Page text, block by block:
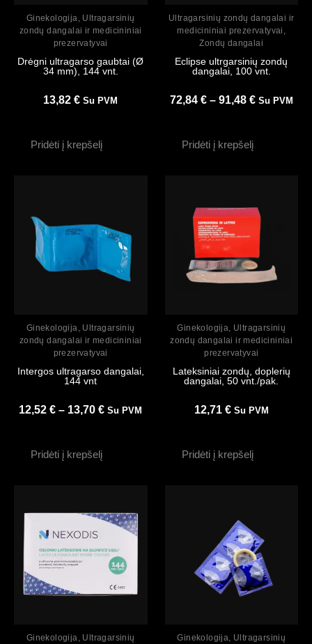
Ginekologija, Ultragarsinių
zondų dangalai ir medicininiai
prezervatyvai
Drėgni ultragarso gaubtai (Ø
34 mm), 144 vnt.
13,82€ Su PVM
Pridėti į krepšelį
Ultragarsinių zondų dangalai ir
medicininiai prezervatyvai ,
Zondų dangalai
Eclipse ultrgarsinių zondų
dangalai, 100 vnt.
72,84 € – 91,48 € Su PVM
Pridėti į krepšelį
Ginekologija, Ultragarsinių
zondų dangalai ir medicininiai
prezervatyvai
Intergos ultragarso dangalai,
144 vnt
12,52€ – 13,70€ Su PVM
Pridėti į krepšelį
Ginekologija, Ultragarsinių
zondų dangalai ir medicininiai
prezervatyvai
Lateksiniai zondų, doplerių
dangalai, 50 vnt./pak.
12,71 € Su PVM
Pridėti į krepšelį
Ginekologija, Ultragarsinių
Ginekologija, Ultragarsinių